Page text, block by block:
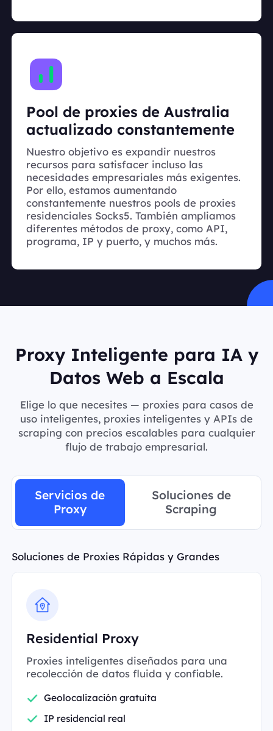
Pool de proxies de Australia
actualizado constantemente
Nuestro objetivo es expandir nuestros
recursos para satisfacer incluso las
necesidades empresariales más exigentes.
Por ello, estamos aumentando
constantemente nuestros pools de proxies
residenciales Socks5. También ampliamos
diferentes métodos de proxy, como API,
programa, IP y puerto, y muchos más.
Proxy Inteligente para IA y
Datos Web a Escala
Elige lo que necesites — proxies para casos de
uso inteligentes, proxies inteligentes y APIs de
scraping con precios escalables para cualquier
flujo de trabajo empresarial.
Servicios de
Proxy
Soluciones de
Scraping
Soluciones de Proxies Rápidas y Grandes
Residential Proxy
Proxies inteligentes diseñados para una
recolección de datos fluida y confiable.
Geolocalización gratuita
IP residencial real